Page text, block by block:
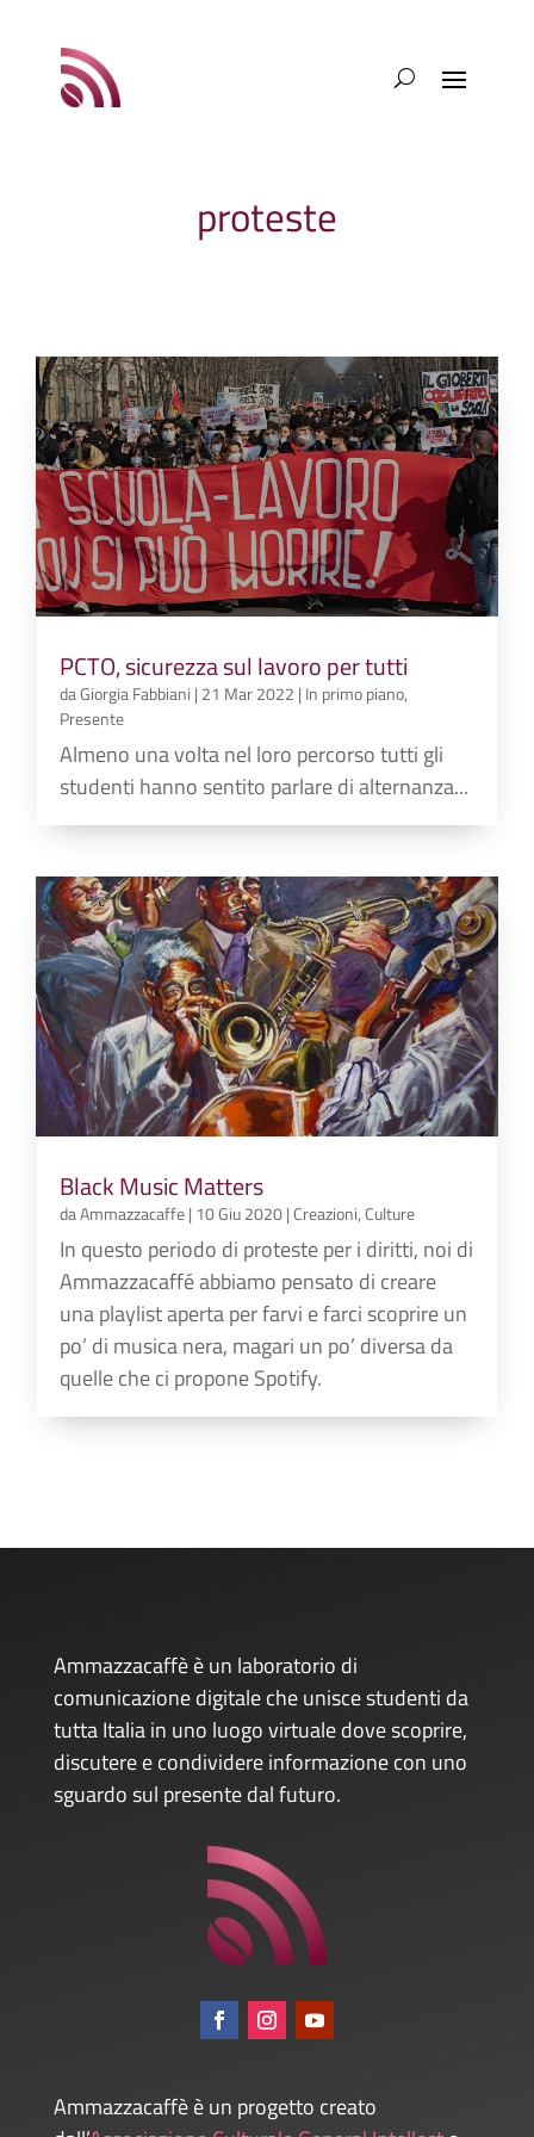
proteste
PCTO, sicurezza sul lavoro per tutti
daGiorgia Fabbiani | 21 Mar 2022 | In primo piano,
Presente
Almeno una volta nel loro percorso tutti gli
studenti hanno sentito parlare di alternanza...
Black Music Matters
daAmmazzacaffe| 10 Giu 2020|Creazioni,Culture
In questo periodo di proteste per i diritti, noi di
Ammazzacaffé abbiamo pensato di creare
una playlist aperta per farvi e farci scoprire un
po’ di musica nera, magari un po’ diversa da
quelle che ci propone Spotify.
Ammazzacaffè è un laboratorio di
comunicazione digitale che unisce studenti da
tutta Italia in uno luogo virtuale dove scoprire,
discutere e condividere informazione con uno
sguardo sul presente dal futuro.
Ammazzacaffè è un progetto creato